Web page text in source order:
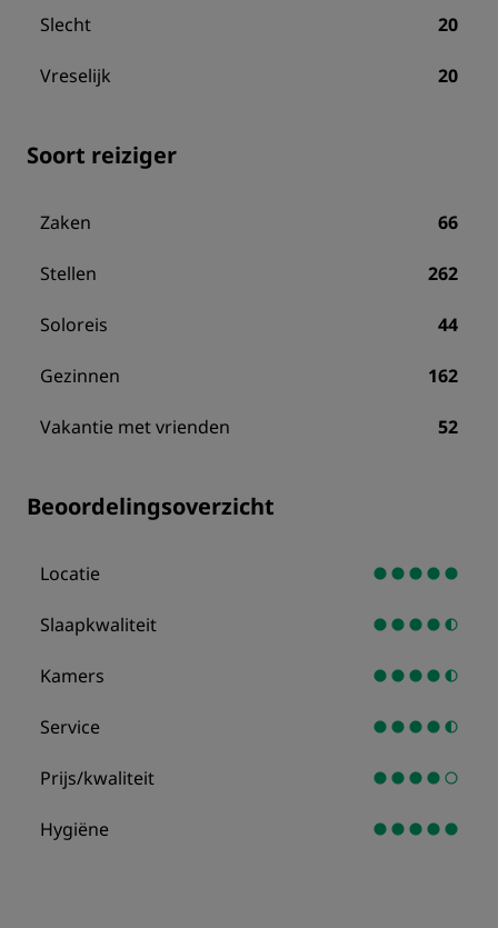
Slecht 20
Vreselijk 20
Soort reiziger
Zaken 66
Stellen 262
Soloreis 44
Gezinnen 162
Vakantie met vrienden 52
Beoordelingsoverzicht
Locatie
Slaapkwaliteit
Kamers
Service
Prijs/kwaliteit
Hygiëne